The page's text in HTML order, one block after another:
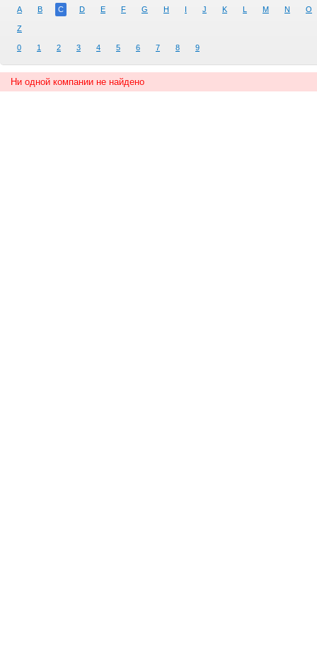
A B C D E F G H I J K L M N O
Z
0 1 2 3 4 5 6 7 8 9
Ни одной компании не найдено